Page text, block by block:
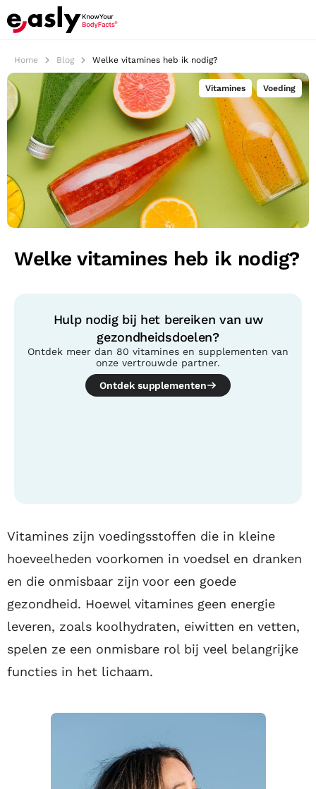
Home Blog Welke vitamines heb ik nodig?
Vitamines , Voeding
Welke vitamines heb ik nodig?
Hulp nodig bij het bereiken van uw
gezondheidsdoelen?
Ontdek meer dan 80 vitamines en supplementen van
onze vertrouwde partner.
Ontdek supplementen
Vitamines zijn voedingsstoffen die in kleine
hoeveelheden voorkomen in voedsel en dranken
en die onmisbaar zijn voor een goede
gezondheid. Hoewel vitamines geen energie
leveren, zoals koolhydraten, eiwitten en vetten,
spelen ze een onmisbare rol bij veel belangrijke
functies in het lichaam.